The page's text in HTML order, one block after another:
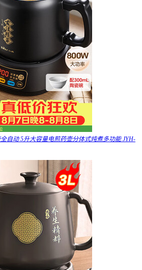
自动 5升大容量电煎药壶分体式炖煮多功能 JYH-